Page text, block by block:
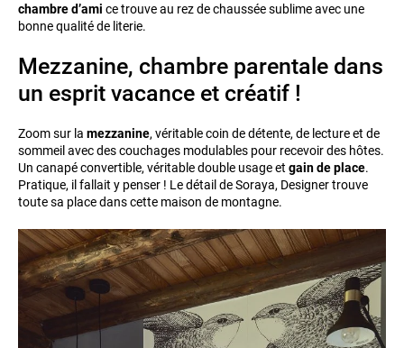
chambre d’ami ce trouve au rez de chaussée sublime avec une
bonne qualité de literie.
Mezzanine, chambre parentale dans
un esprit vacance et créatif !
Zoom sur la mezzanine, véritable coin de détente, de lecture et de
sommeil avec des couchages modulables pour recevoir des hôtes.
Un canapé convertible, véritable double usage et gain de place.
Pratique, il fallait y penser ! Le détail de Soraya, Designer trouve
toute sa place dans cette maison de montagne.